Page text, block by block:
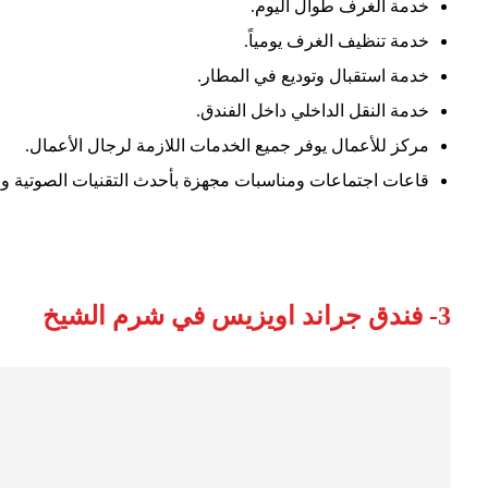
خدمة الغرف طوال اليوم.
خدمة تنظيف الغرف يومياً.
خدمة استقبال وتوديع في المطار.
خدمة النقل الداخلي داخل الفندق.
مركز للأعمال يوفر جميع الخدمات اللازمة لرجال الأعمال.
قاعات اجتماعات ومناسبات مجهزة بأحدث التقنيات الصوتية
3- فندق جراند اويزيس في شرم الشيخ